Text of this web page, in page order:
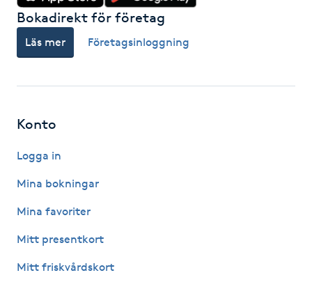
Fransborttagning
Fransfärgning
Fransförlängning Volym
Fransk manikyr
Bokadirekt för företag
Läs mer Företagsinloggning
Konto
Logga in
Mina bokningar
Mina favoriter
Mitt presentkort
Mitt friskvårdskort